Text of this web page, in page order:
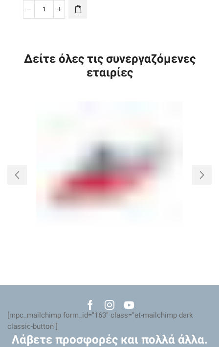
TurboHD
Camera
Δείτε όλες τις συνεργαζόμενες
εταιρίες
Facebook
Instagram
Youtube
[mpc_mailchimp form_id="163" class="et-mailchimp dark
classic-button"]
Λάβετε προσφορές και πολλά άλλα.